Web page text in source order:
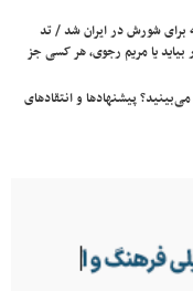
برای شورش در ایران شد / تد
یا مریم رجوی، هر کسی جز
پیشنهادها و انتقادهای